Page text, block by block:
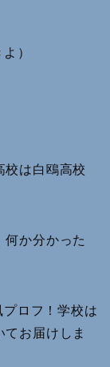
）
校は白鴎高校
何か分かった
ロフ！学校は
お届けしま